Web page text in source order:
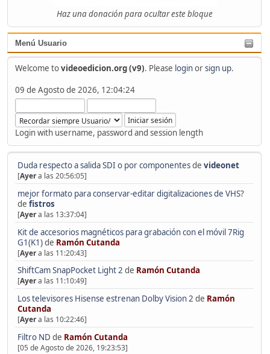
Haz una donación para ocultar este bloque
Menú Usuario
Welcome tovideoedicion.org (v9). Please loginorsign up.
09 de Agosto de 2026, 12:04:24
Login with username, password and session length
Duda respecto a salida SDI o por componentesde videonet
[Ayera las 20:56:05]
mejor formato para conservar-editar digitalizaciones de VHS?
de fistros
[Ayera las 13:37:04]
Kit de accesorios magnéticos para grabación con el móvil 7Rig
G1(K1)de Ramón Cutanda
[Ayera las 11:20:43]
ShiftCam SnapPocket Light 2 de Ramón Cutanda
[Ayera las 11:10:49]
Los televisores Hisense estrenan Dolby Vision 2 de Ramón
Cutanda
[Ayera las 10:22:46]
Filtro ND de Ramón Cutanda
[05 de Agosto de 2026, 19:23:53]